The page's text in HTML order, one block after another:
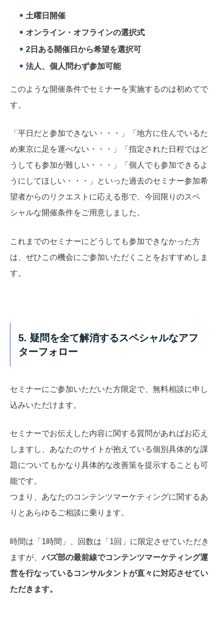
土曜日開催
オンライン・オフラインの選択式
2日ある開催日から希望を選択可
法人、個人問わず参加可能
このような開催条件でセミナーを実施するのは初めてで
す。
「平日だと参加できない・・・」「地方に住んでいるた
め東京に足を運べない・・・」「指定された日程ではど
うしても参加が難しい・・・」「個人でも参加できるよ
うにしてほしい・・・」といった過去のセミナー参加希
望者からのリクエストに応える形で、今回限りのスペ
シャルな開催条件をご用意しました。
これまでのセミナーにどうしても参加できなかった方
は、ぜひこの機会にご参加いただくことをおすすめしま
す。
5. 疑問を全て解消するスペシャルなアフ
ターフォロー
セミナーにご参加いただいた方限定で、無料相談に申し
込みいただけます。
セミナーでお伝えした内容に関する質問があればお応え
しますし、あなたのサイトが抱えている個別具体的な課
題についてもかなり具体的な改善策を提示することも可
能です。
つまり、あなたのコンテンツマーケティングに関するあ
りとあらゆるご相談に乗ります。
時間は「1時間」、回数は「1回」に限定させていただき
ますが、バズ部の最前線でコンテンツマーケティング運
営を行なっているコンサルタントが直々に対応させてい
ただきます。